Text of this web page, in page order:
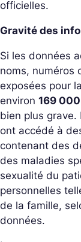
officielles.
Gravité des
Si les données
noms, numéros
exposées pour
environ 169
bien plus grave.
ont accédé à
contenant des
des maladies
sexualité du
personnelles
de la famille,
données.